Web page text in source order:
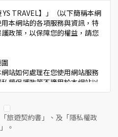
TRAVEL】」（以下簡稱本網
本網站的各項服務與資訊，特
政策，以保障您的權益，請您
站如何處理在您使用網站服務
權保護政策不適用於本網站以
非本網站所委託或參與管理的
用方式
提供之功能服務時，我們將視
旅遊契約書」、及「隱私權政
。